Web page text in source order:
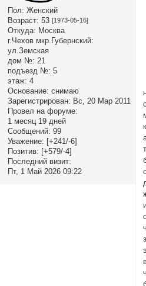
Пол: Женский
Возраст: 53 [1973-05-16]
Откуда: Москва
г.Чехов мкр.Губернский:
ул.Земская
дом №: 21
подъезд №: 5
этаж: 4
Основание: снимаю
Зарегистрирован: Вс, 20 Мар 2011
Провел на форуме:
1 месяц 19 дней
Сообщений: 99
Уважение: [+241/-6]
Позитив: [+579/-4]
Последний визит:
Пт, 1 Май 2026 09:22